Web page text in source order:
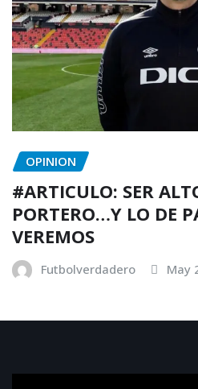
OPINION
#ARTICULO: SER
PORTERO…Y LO DE
VEREMOS
Futbolverdadero May